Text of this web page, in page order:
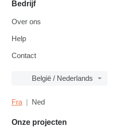
Bedrijf
Over ons
Help
Contact
België / Nederlands
Fra Ned
Onze projecten